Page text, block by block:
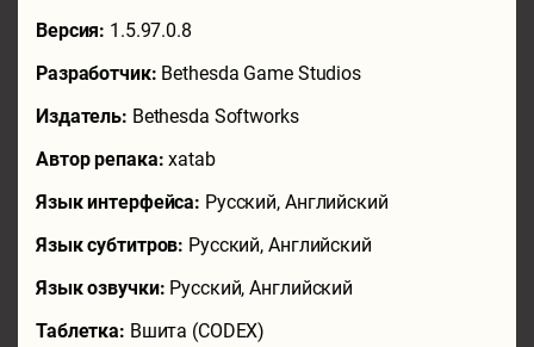
Версия: 1.5.97.0.8
Разработчик: Bethesda Game Studios
Издатель: Bethesda Softworks
Автор репака:xatab
Язык интерфейса: Русский, Английский
Язык субтитров: Русский, Английский
Язык озвучки: Русский, Английский
Таблетка: Вшита (CODEX)